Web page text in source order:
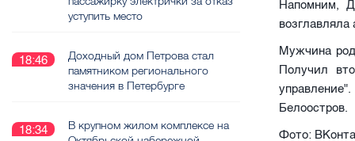
Напомним,
Мужчина
Получил
Белоостров.
Фото:
уступить место
18:46
Доходный дом Петрова стал
памятником регионального
значения в Петербурге
18:34
В крупном жилом комплексе на